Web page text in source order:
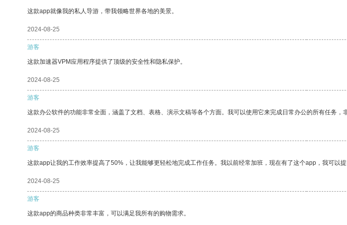
这款app就像我的私人导游，带我领略世界各地的美景。
2024-08-25
游客
这款加速器VPM应用程序提供了顶级的安全性和隐私保护。
2024-08-25
游客
这款办公软件的功能非常全面，涵盖了文档、表格、演示文稿等各个方面。我可以使用它来完成日常办公的所有任务，
2024-08-25
游客
这款app让我的工作效率提高了50%，让我能够更轻松地完成工作任务。我以前经常加班，现在有了这个app，我可以提
2024-08-25
游客
这款app的商品种类非常丰富，可以满足我所有的购物需求。